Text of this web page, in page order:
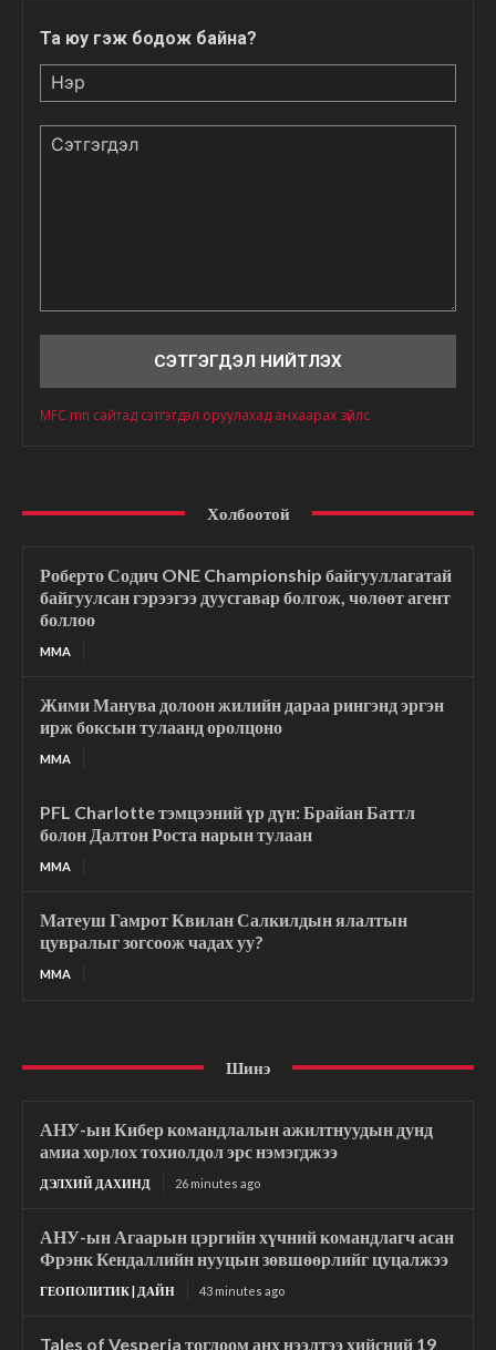
Та юу гэж бодож байна?
MFC.mn сайтад сэтгэгдэл оруулахад анхаарах зүйлс
Холбоотой
Роберто Содич ONE Championship байгууллагатай
байгуулсан гэрээгээ дуусгавар болгож, чөлөөт агент
боллоо
MMA
Жими Манува долоон жилийн дараа рингэнд эргэн
ирж боксын тулаанд оролцоно
MMA
PFL Charlotte тэмцээний үр дүн: Брайан Баттл
болон Далтон Роста нарын тулаан
MMA
Матеуш Гамрот Квилан Салкилдын ялалтын
цувралыг зогсоож чадах уу?
MMA
Шинэ
АНУ-ын Кибер командлалын ажилтнуудын дунд
амиа хорлох тохиолдол эрс нэмэгджээ
ДЭЛХИЙ ДАХИНД 26 minutes ago
АНУ-ын Агаарын цэргийн хүчний командлагч асан
Фрэнк Кендаллийн нууцын зөвшөөрлийг цуцалжээ
ГЕОПОЛИТИК | ДАЙН 43 minutes ago
Tales of Vesperia тоглоом анх нээлтээ хийсний 19